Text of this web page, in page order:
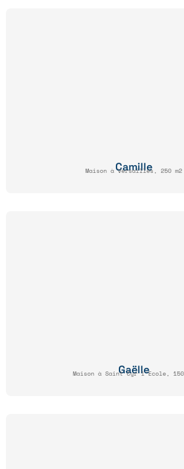
Camille
Maison à Versailles, 250 m2
Gaëlle
Maison à Saint Cyr l'Ecole, 150